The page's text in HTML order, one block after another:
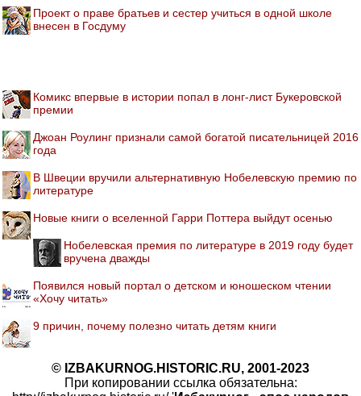
Проект о праве братьев и сестер учиться в одной школе
внесен в Госдуму
Комикс впервые в истории попал в лонг-лист Букеровской
премии
Джоан Роулинг признали самой богатой писательницей 2016
года
В Швеции вручили альтернативную Нобелевскую премию по
литературе
Новые книги о вселенной Гарри Поттера выйдут осенью
Нобелевская премия по литературе в 2019 году будет
вручена дважды
Появился новый портал о детском и юношеском чтении
«Хочу читать»
9 причин, почему полезно читать детям книги
© IZBAKURNOG.HISTORIC.RU, 2001-2023
При копировании ссылка обязательна: